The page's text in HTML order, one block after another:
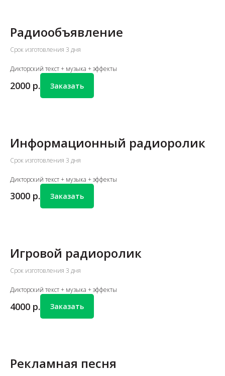
Радиообъявление
Срок изготовления 3 дня
Дикторский текст + музыка + эффекты
2000 р. Заказать
Информационный радиоролик
Срок изготовления 3 дня
Дикторский текст + музыка + эффекты
3000 р. Заказать
Игровой радиоролик
Срок изготовления 3 дня
Дикторский текст + музыка + эффекты
4000 р. Заказать
Рекламная песня